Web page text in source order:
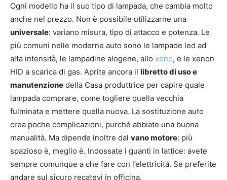
Ogni modello ha il suo tipo di lampada, che cambia molto
anche nel prezzo. Non è possibile utilizzarne una
universale: variano misura, tipo di attacco e potenza. Le
più comuni nelle moderne auto sono le lampade led ad
alta intensità, le lampadine alogene, allo xeno, e le xenon
HID a scarica di gas. Aprite ancora il libretto di uso e
manutenzione della Casa produttrice per capire quale
lampada comprare, come togliere quella vecchia
fulminata e mettere quella nuova. La sostituzione auto
crea poche complicazioni, purché abbiate una buona
manualità. Ma dipende inoltre dal vano motore: più
spazioso è, meglio è. Indossate i guanti in lattice: avete
sempre comunque a che fare con l’elettricità. Se preferite
andare sul sicuro recatevi in officina.